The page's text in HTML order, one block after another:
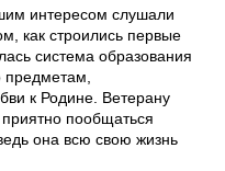
интересом слушали
как строились первые
система образования
предметам,
к Родине. Ветерану
приятно пообщаться
она всю свою жизнь